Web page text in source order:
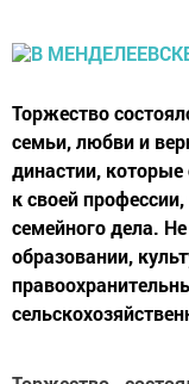
Торжество
семьи, любви и
династии,
к своей
семейного дела.
образовании,